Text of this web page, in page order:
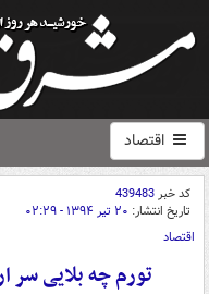
اقتصاد
کد خبر439483
تاریخ انتشار: ۲۰ تیر ۱۳۹۴ - ۰۲:۲۹
اقتصاد
تورم چه بلایی سر